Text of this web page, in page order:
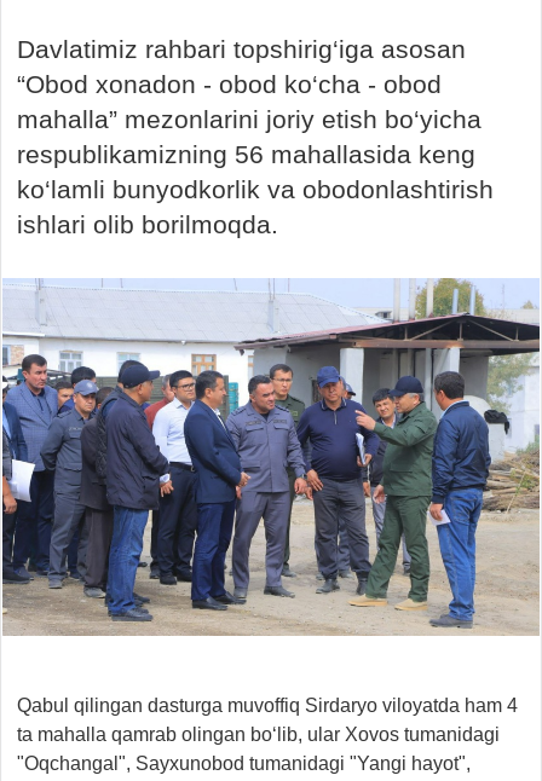
Davlatimiz rahbari topshirig‘iga asosan
“Obod xonadon - obod ko‘cha - obod
mahalla” mezonlarini joriy etish bo‘yicha
respublikamizning 56 mahallasida keng
ko‘lamli bunyodkorlik va obodonlashtirish
ishlari olib borilmoqda.
Qabul qilingan dasturga muvoffiq Sirdaryo viloyatda ham 4
ta mahalla qamrab olingan bo‘lib, ular Xovos tumanidagi
"Oqchangal", Sayxunobod tumanidagi "Yangi hayot",